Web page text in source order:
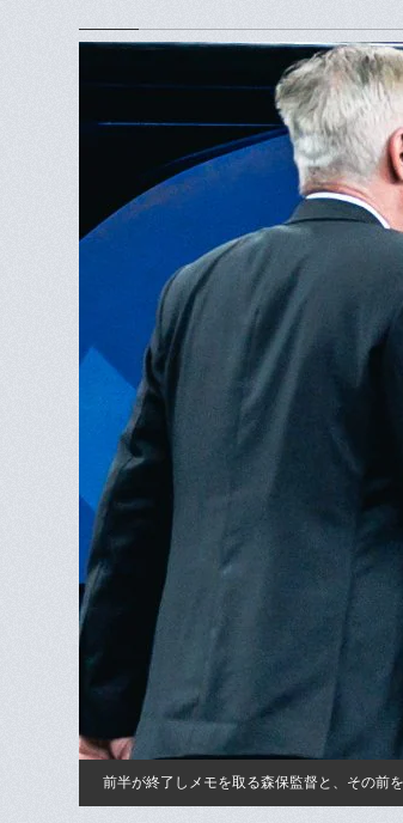
前半が終了しメモを取る森保監督と、その前